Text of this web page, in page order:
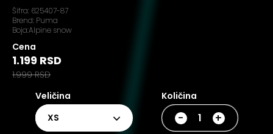
Šifra: 625407-87
Brend: Puma
Boja:Alpine snow
Cena
1.199 RSD
1.999 RSD
Veličina
XS
Količina
- +